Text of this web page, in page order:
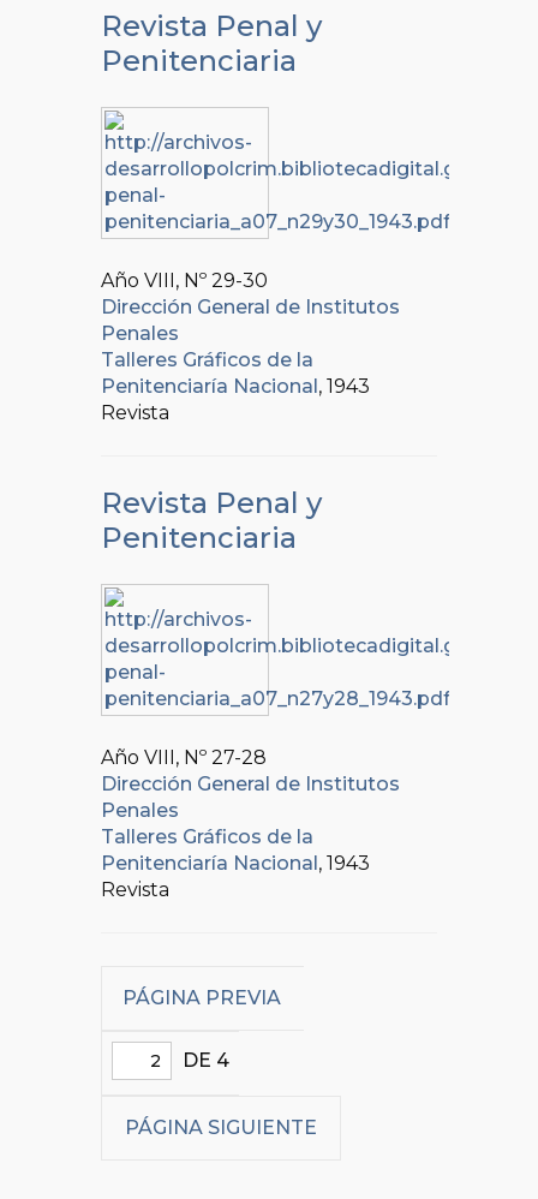
Revista Penal y
Penitenciaria
Año VIII, Nº 29-30
Dirección General de Institutos
Penales
Talleres Gráficos de la
Penitenciaría Nacional , 1943
Revista
Revista Penal y
Penitenciaria
Año VIII, Nº 27-28
Dirección General de Institutos
Penales
Talleres Gráficos de la
Penitenciaría Nacional , 1943
Revista
PÁGINA PREVIA
DE 4
PÁGINA SIGUIENTE